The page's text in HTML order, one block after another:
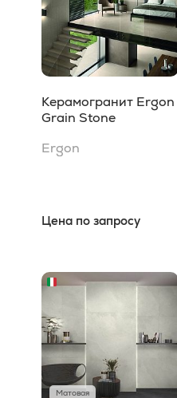
Керамогранит Ergon
Grain Stone
Ergon
Цена по запросу
Матовая